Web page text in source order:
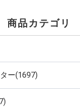
商品カテゴリ
ー(1697)